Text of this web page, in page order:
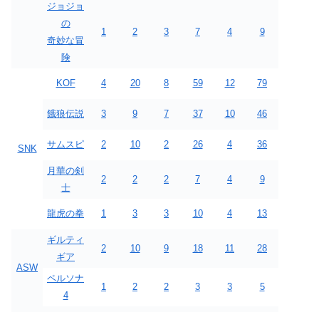
ジョジョ
の
奇妙な冒
険
1 2 3 7 4 9
SNK
KOF 4 20 8 59 12 79
餓狼伝説 3 9 7 37 10 46
サムスピ 2 10 2 26 4 36
月華の剣
士
2 2 2 7 4 9
龍虎の拳 1 3 3 10 4 13
ASW
ギルティ
ギア
2 10 9 18 11 28
ペルソナ
4
1 2 2 3 3 5